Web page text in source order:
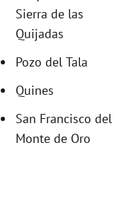
Sierra de las
Quijadas
Pozo del Tala
Quines
San Francisco del
Monte de Oro